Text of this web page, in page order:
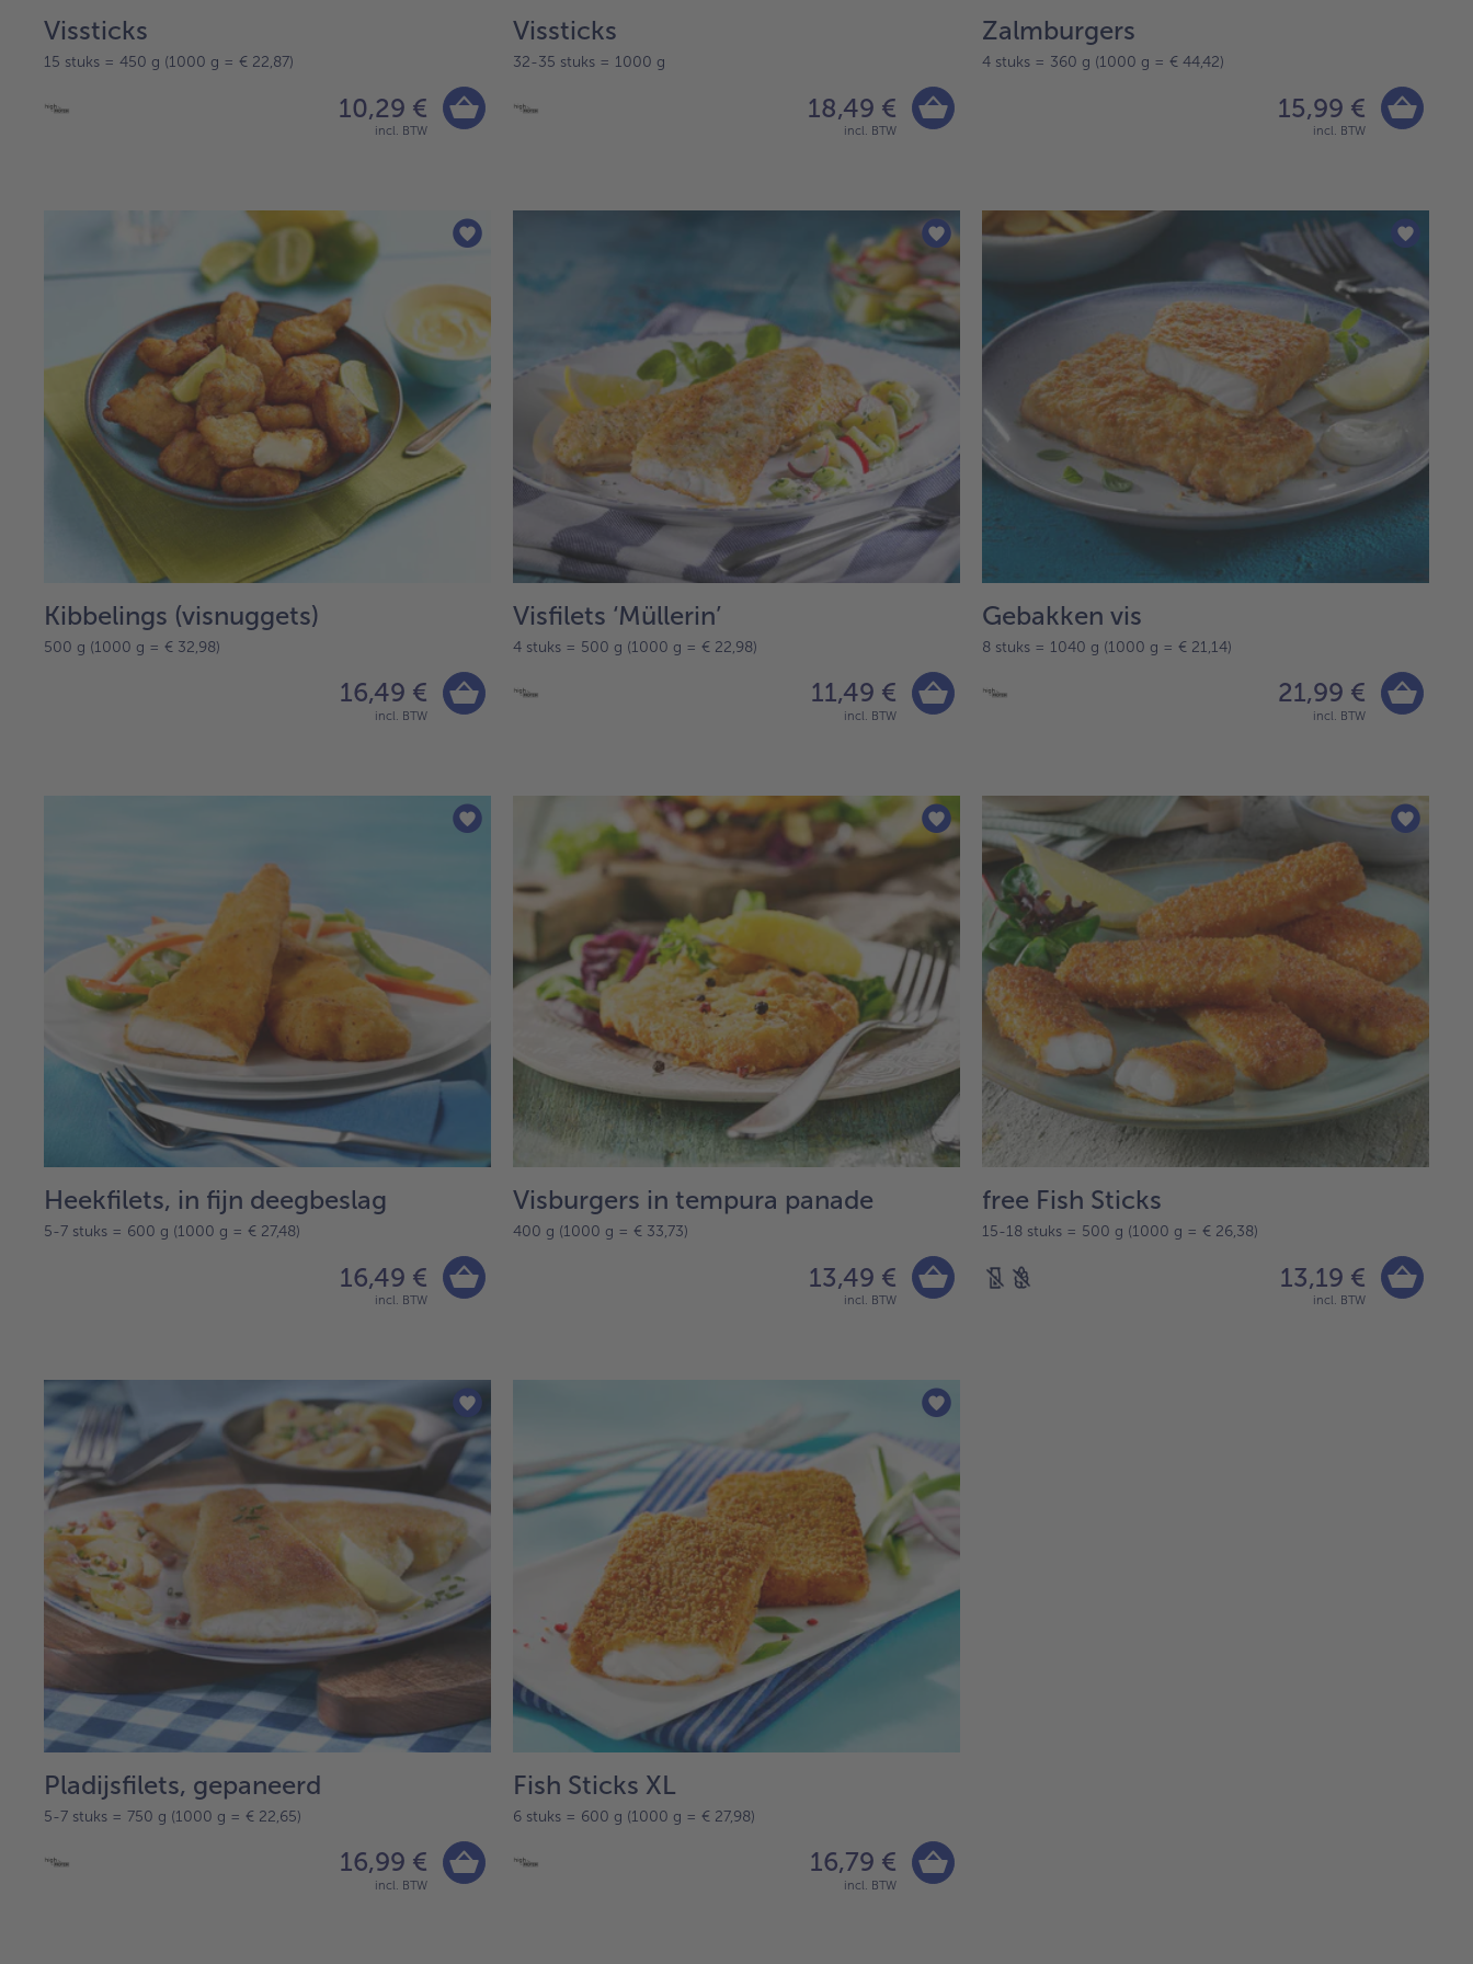
Vissticks
15 stuks = 450 g (1000 g = € 22,87)
10,29 €
incl. BTW
Vissticks
32-35 stuks = 1000 g
18,49 €
incl. BTW
Zalmburgers
4 stuks = 360 g (1000 g = € 44,42)
15,99 €
incl. BTW
Kibbelings (visnuggets)
500 g (1000 g = € 32,98)
16,49 €
incl. BTW
Visfilets ‘Müllerin’
4 stuks = 500 g (1000 g = € 22,98)
11,49 €
incl. BTW
Gebakken vis
8 stuks = 1040 g (1000 g = € 21,14)
21,99 €
incl. BTW
Heekfilets, in fijn deegbeslag
5-7 stuks = 600 g (1000 g = € 27,48)
16,49 €
incl. BTW
Visburgers in tempura panade
400 g (1000 g = € 33,73)
13,49 €
incl. BTW
free Fish Sticks
15-18 stuks = 500 g (1000 g = € 26,38)
13,19 €
incl. BTW
Pladijsfilets, gepaneerd
5-7 stuks = 750 g (1000 g = € 22,65)
16,99 €
incl. BTW
Fish Sticks XL
6 stuks = 600 g (1000 g = € 27,98)
16,79 €
incl. BTW